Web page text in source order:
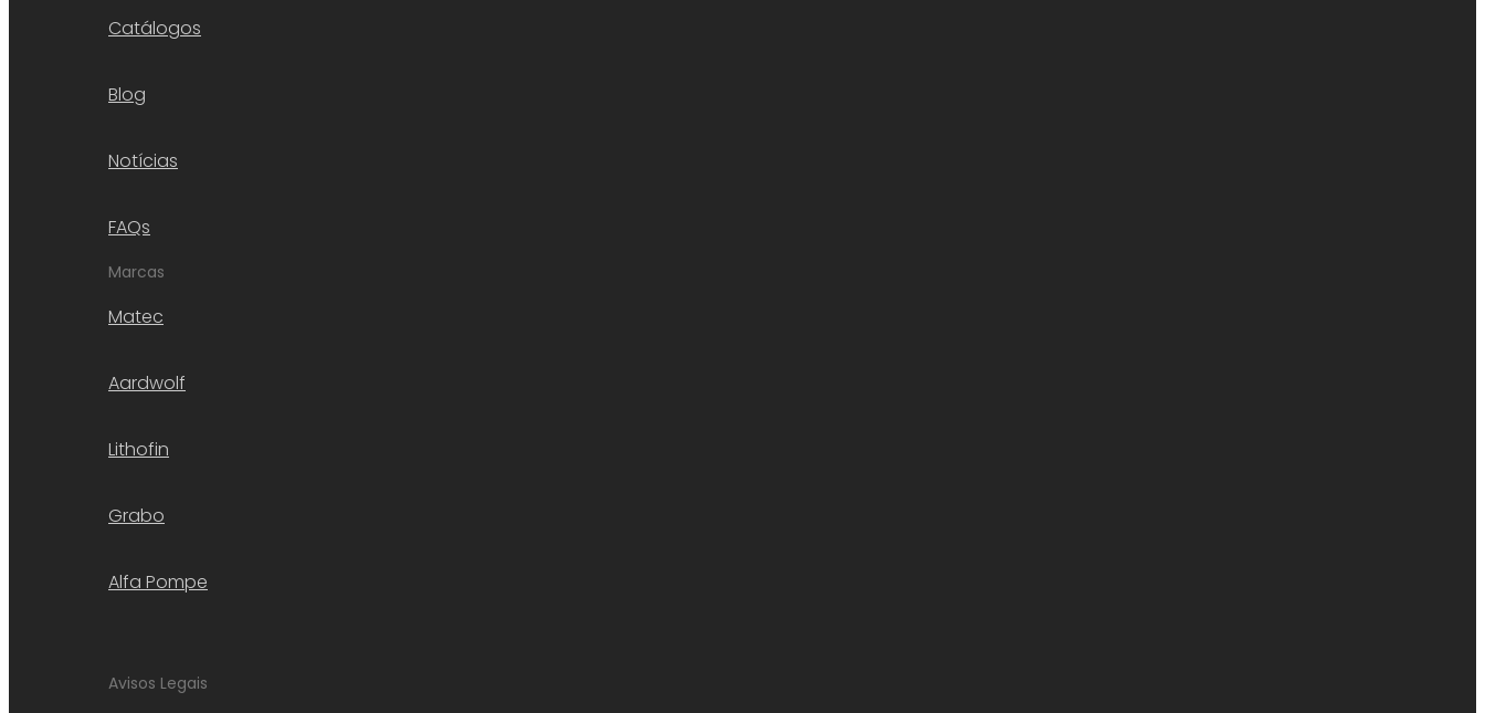
Catálogos
Blog
Notícias
FAQs
Marcas
Matec
Aardwolf
Lithofin
Grabo
Alfa Pompe
Avisos Legais